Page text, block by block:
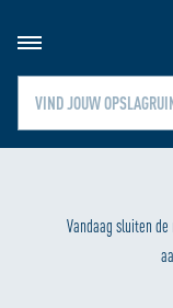
Vandaag sluiten